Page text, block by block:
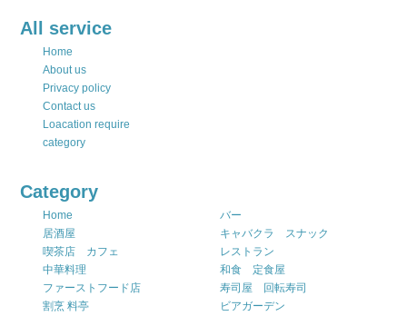
All service
Home
About us
Privacy policy
Contact us
Loacation require
category
Category
Home
バー
居酒屋
キャバクラ スナック
喫茶店 カフェ
レストラン
中華料理
和食 定食屋
ファーストフード店
寿司屋 回転寿司
割烹 料亭
ビアガーデン